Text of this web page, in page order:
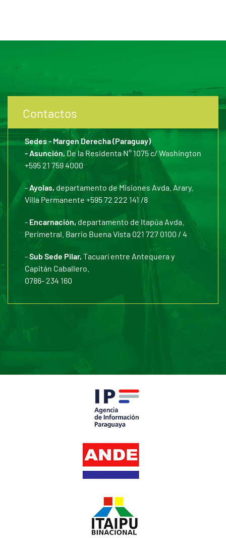
Contactos
Sedes - Margen Derecha (Paraguay)
- Asunción,De la Residenta N° 1075 c/ Washington
+595 21 759 4000
-Ayolas, departamento de Misiones Avda. Arary.
Villa Permanente +595 72 222 141 /8
- Encarnación, departamento de Itapúa Avda.
Perimetral. Barrio Buena Vista 021 727 0100 / 4
-Sub Sede Pilar, Tacuarí entre Antequera y
Capitán Caballero.
0786- 234 160